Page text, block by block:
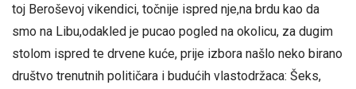
toj Beroševoj vikendici, točnije ispred nje,na brdu kao da
smo na Libu,odakled je pucao pogled na okolicu, za dugim
stolom ispred te drvene kuće, prije izbora našlo neko birano
društvo trenutnih političara i budućih vlastodržaca: Šeks,